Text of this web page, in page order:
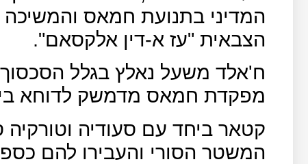
המדיני בתנועת חמאס והמשיכה
הצבאית "עז א-דין אלקסאם".
ח'אלד משעל נאלץ בגלל
מפקדת חמאס מדמשק לדוחא
קטאר ביחד עם סעודיה וטורקיה
המשטר הסורי והעבירו להם